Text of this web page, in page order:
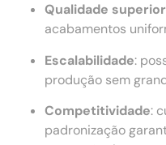
Qualidade superior
acabamentos
Escalabilidade:
produção sem
Competitividade:
padronização